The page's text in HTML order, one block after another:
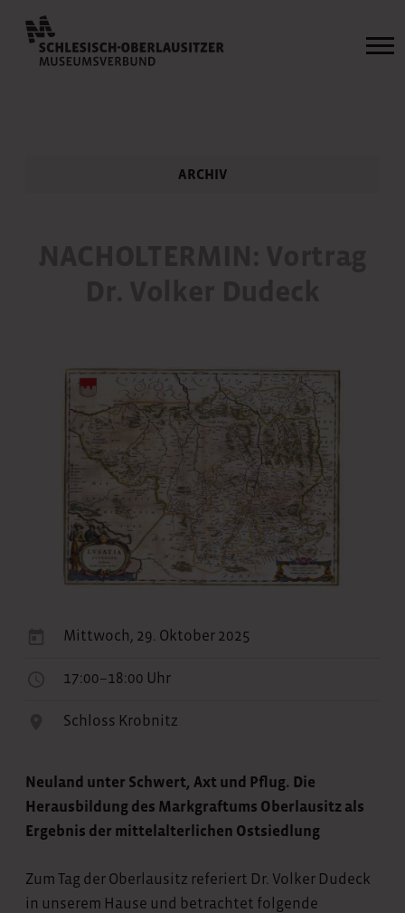
ARCHIV
Mittwoch, 29. Oktober 2025
17:00–18:00 Uhr
Schloss Krobnitz
Neuland unter Schwert, Axt und Pflug. Die
Herausbildung des Markgraftums Oberlausitz als
Ergebnis der mittelalterlichen Ostsiedlung
Zum Tag der Oberlausitz referiert Dr. Volker Dudeck
in unserem Hause und betrachtet folgende